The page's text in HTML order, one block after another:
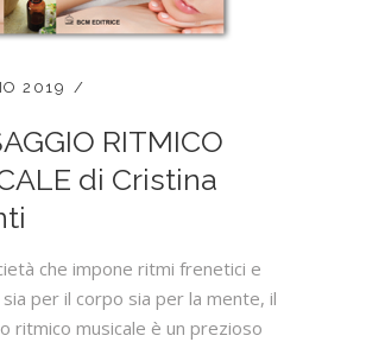
2019
RITMICO
di Cristina
che impone ritmi frenetici e
per il corpo sia per la mente, il
ritmico musicale è un prezioso